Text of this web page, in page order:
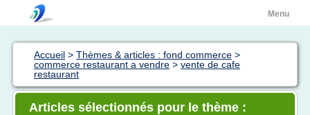
Menu
Accueil > Thèmes & articles : fond commerce >
commerce restaurant a vendre > vente de cafe
restaurant
Articles sélectionnés pour le thème :